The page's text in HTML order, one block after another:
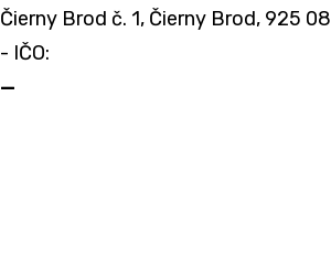
Čierny Brod č. 1, Čierny Brod, 925 08
- IČO:
—